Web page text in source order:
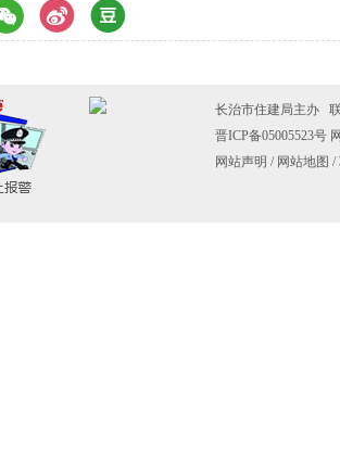
长治市住建局主办
晋ICP备05005523号
网站声明 / 网站地图 /